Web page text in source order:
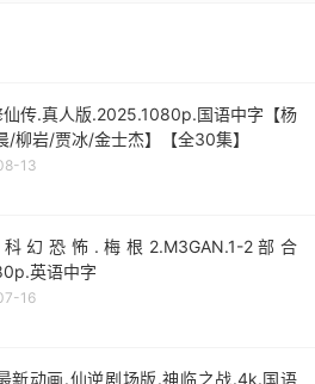
仙传.真人版.2025.1080p.国语中字【杨
/柳岩/贾冰/金士杰】【全30集】
13
科幻恐怖.梅根2.M3GAN.1-2部合
英语中字
16
新动画.仙逆剧场版.神临之战.4k.国语